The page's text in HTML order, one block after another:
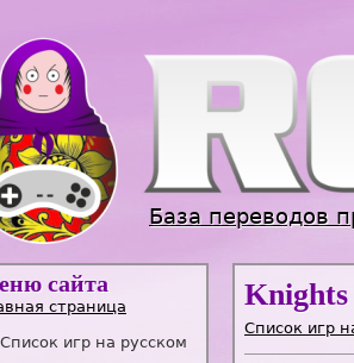
База переводов
сайта
страница
Список игр на русском
Список игр